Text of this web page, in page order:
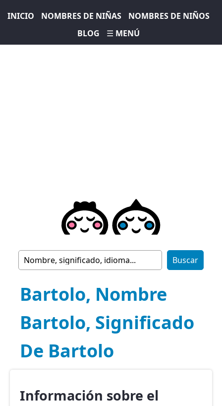
INICIO NOMBRES DE NIÑAS
NOMBRES DE NIÑOS
BLOG
☰ MENÚ
Bartolo, Nombre
Bartolo, Significado
De Bartolo
Información sobre el